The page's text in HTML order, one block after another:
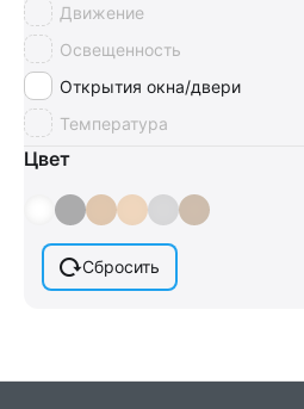
Движение
Освещенность
Открытия окна/двери
Температура
Цвет
Сбросить